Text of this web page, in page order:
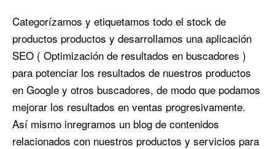
Categorízamos y etiquetamos todo el stock de
productos productos y desarrollamos una aplicación
SEO ( Optimización de resultados en buscadores )
para potenciar los resultados de nuestros productos
en Google y otros buscadores, de modo que podamos
mejorar los resultados en ventas progresivamente.
Así mismo inregramos un blog de contenidos
relacionados con nuestros productos y servicios para